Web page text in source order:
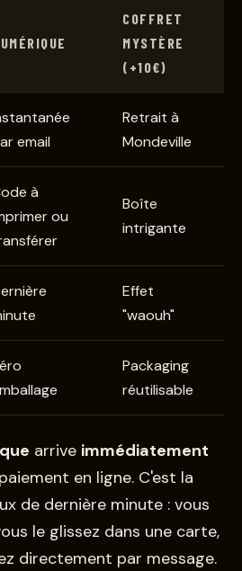
COFFRET
MYSTÈRE
(+10€)
email
Retrait à
Mondeville
à
ou
Boîte
intrigante
Effet
"waouh"
Packaging
réutilisable
arrive immédiatement
en ligne. C'est la
de dernière minute : vous
le glissez dans une carte,
directement par message.